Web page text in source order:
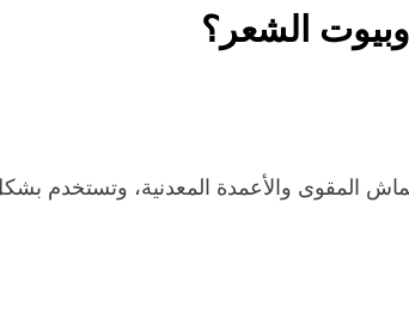
الشعر؟
المقوى والأعمدة المعدنية، وتستخدم